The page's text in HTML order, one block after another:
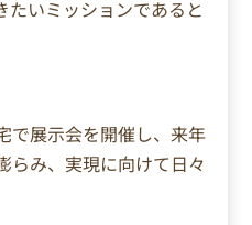
たいミッションであると
で展示会を開催し、来年
らみ、実現に向けて日々